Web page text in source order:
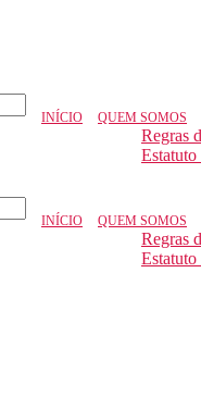
INÍCIO QUEM SOMOS
Regras
Estatuto
INÍCIO QUEM SOMOS
Regras
Estatuto